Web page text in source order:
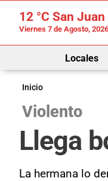
12 °C San Juan
Viernes 7 de Agosto, 2026
Locales
Inicio
Violento
Llega
La hermana lo